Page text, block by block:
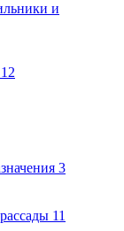
и
12
3
11